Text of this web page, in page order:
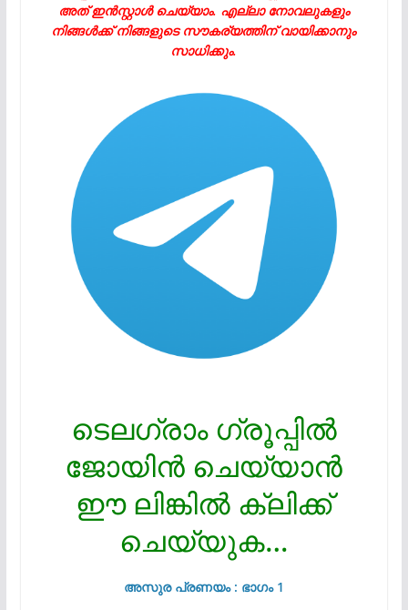
അത് ഇൻസ്റ്റാൾ ചെയ്യാം. എല്ലാ നോവലുകളും
നിങ്ങൾക്ക് നിങ്ങളുടെ സൗകര്യത്തിന് വായിക്കാനും
സാധിക്കും.
ടെലഗ്രാം ഗ്രൂപ്പിൽ
ജോയിൻ ചെയ്യാൻ
ഈ ലിങ്കിൽ ക്ലിക്ക്
ചെയ്യുക…
അസുര പ്രണയം : ഭാഗം 1